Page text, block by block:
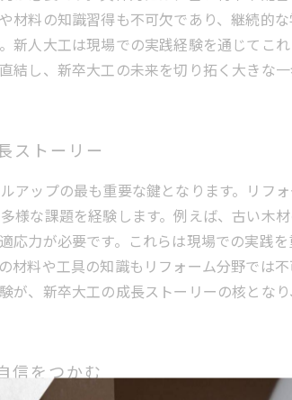
材料の知識習得も不可欠であり、継続的
新人大工は現場での実践経験を通じてこ
し、新卒大工の未来を切り拓く大きな一
ストーリー
アップの最も重要な鍵となります。リフ
様な課題を経験します。例えば、古い木
応力が必要です。これらは現場での実践
材料や工具の知識もリフォーム分野では
、新卒大工の成長ストーリーの核とな
信をつかむ